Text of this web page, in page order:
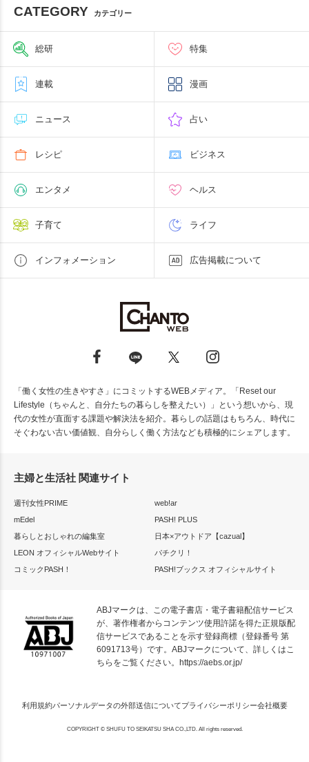
CATEGORY カテゴリー
総研 特集
連載 漫画
ニュース 占い
レシピ ビジネス
エンタメ ヘルス
子育て ライフ
インフォメーション 広告掲載について
「働く女性の生きやすさ」にコミットするWEBメディア。「Reset our
Lifestyle（ちゃんと、自分たちの暮らしを整えたい）」という想いから、現
代の女性が直面する課題や解決法を紹介。暮らしの話題はもちろん、時代に
そぐわない古い価値観、自分らしく働く方法なども積極的にシェアします。
主婦と生活社 関連サイト
週刊女性PRIME
web!ar
mEdel
PASH! PLUS
暮らしとおしゃれの編集室
日本×アウトドア【cazual】
LEON オフィシャルWebサイト
パチクリ！
コミックPASH！
PASH!ブックス オフィシャルサイト
ABJマークは、この電子書店・電子書籍配信サービス
が、著作権者からコンテンツ使用許諾を得た正規版配
信サービスであることを示す登録商標（登録番号 第
6091713号）です。ABJマークについて、詳しくはこ
ちらをご覧ください。
https://aebs.or.jp/
利用規約パーソナルデータの外部送信についてプライバシーポリシー会社概要
COPYRIGHT © SHUFU TO SEIKATSU SHA CO.,LTD. All rights reserved.